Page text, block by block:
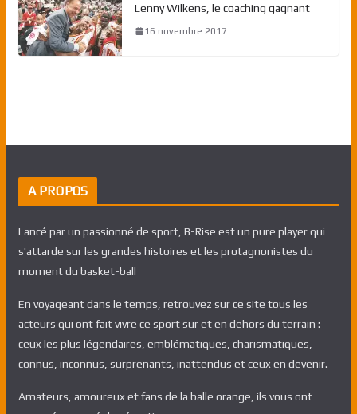
Lenny Wilkens, le coaching gagnant
16 novembre 2017
A PROPOS
Lancé par un passionné de sport, B-Rise est un pure player qui
s'attarde sur les grandes histoires et les protagnonistes du
moment du basket-ball
En voyageant dans le temps, retrouvez sur ce site tous les
acteurs qui ont fait vivre ce sport sur et en dehors du terrain :
ceux les plus légendaires, emblématiques, charismatiques,
connus, inconnus, surprenants, inattendus et ceux en devenir.
Amateurs, amoureux et fans de la balle orange, ils vous ont